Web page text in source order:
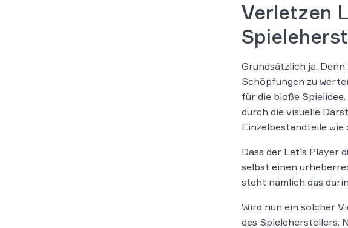
Verletzen
Grundsätzlich ja.
Schöpfungen zu
für die bloße
durch die visuelle
Einzelbestandteile
Dass der Let`s Player
selbst einen
steht nämlich das
Wird nun ein solcher
des Spieleherstellers.